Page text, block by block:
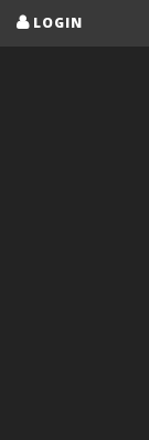
LOGIN